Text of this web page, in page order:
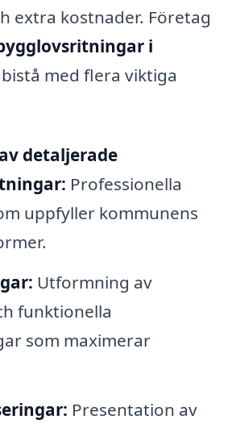
extra kostnader. Företag
i
med flera viktiga
detaljerade
Professionella
uppfyller kommunens
Utformning av
funktionella
som maximerar
Presentation av